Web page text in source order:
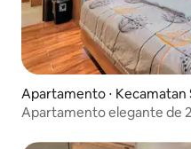
Apartamento ⋅ Kecamatan
Apartamento elegante de